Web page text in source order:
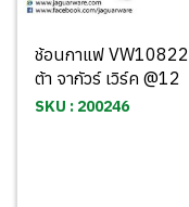
ช้อนกาแฟ
ต้า จากัวร์ เวิร์ค @12
SKU : 200246